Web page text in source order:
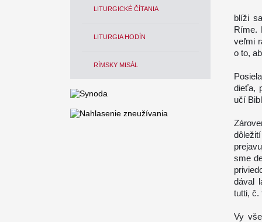
LITURGICKÉ ČÍTANIA
LITURGIA HODÍN
RÍMSKY MISÁL
blíži
Ríme.
veľmi
o to,
dieťa,
učí
sme
dával
tutti, č.
Vy